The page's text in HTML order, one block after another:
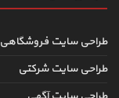
طراحی سایت فروشگاهی
طراحی سایت شرکتی